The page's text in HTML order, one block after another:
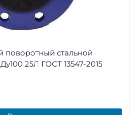
поворотный стальной
25Л ГОСТ 13547-2015